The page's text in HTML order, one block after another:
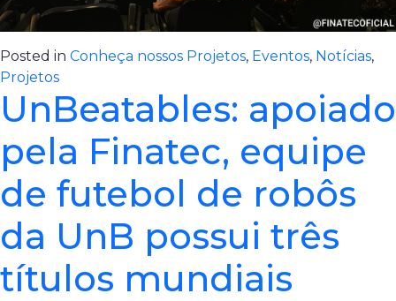
Posted in Conheça nossos Projetos, Eventos, Notícias,
Projetos
UnBeatables: apoiado
pela Finatec, equipe
de futebol de robôs
da UnB possui três
títulos mundiais